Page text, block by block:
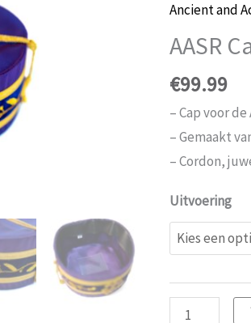
Ancient and
AASR
€99.99
– Cap voor de
– Gemaakt
– Cordon,
Uitvoering
AASR